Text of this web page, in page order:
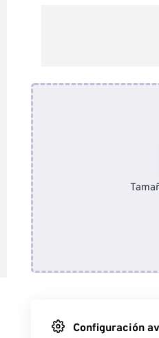
Configuración